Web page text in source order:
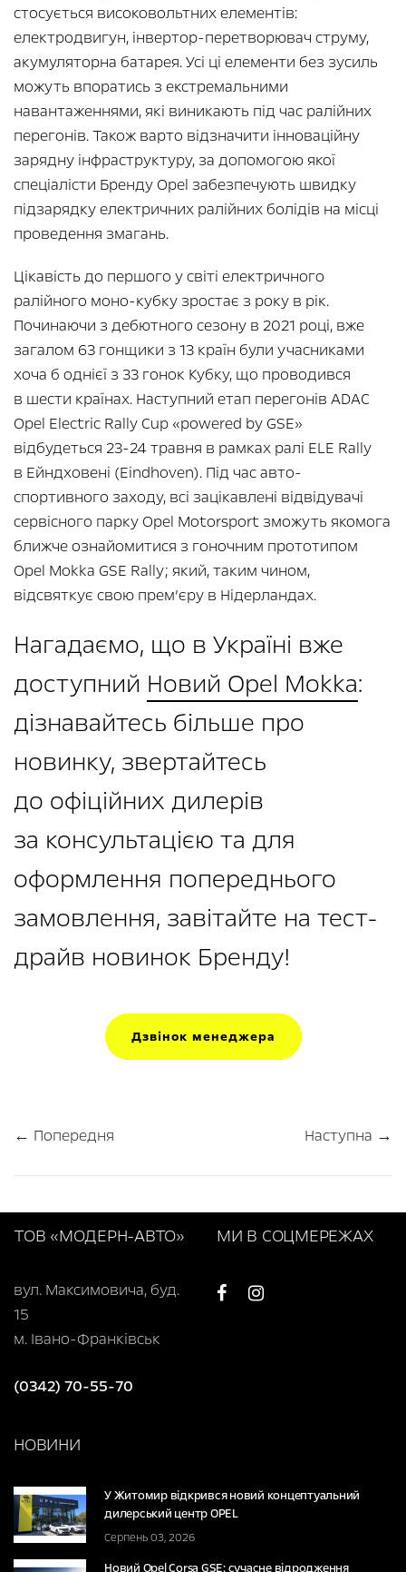
стосується високовольтних елементів:
електродвигун, інвертор-перетворювач струму,
акумуляторна батарея. Усі ці елементи без зусиль
можуть впоратись з екстремальними
навантаженнями, які виникають під час ралійних
перегонів. Також варто відзначити інноваційну
зарядну інфраструктуру, за допомогою якої
спеціалісти Бренду Opel забезпечують швидку
підзарядку електричних ралійних болідів на місці
проведення змагань.
Цікавість до першого у світі електричного
ралійного моно-кубку зростає з року в рік.
Починаючи з дебютного сезону в 2021 році, вже
загалом 63 гонщики з 13 країн були учасниками
хоча б однієї з 33 гонок Кубку, що проводився
в шести країнах. Наступний етап перегонів ADAC
Opel Electric Rally Cup «powered by GSE»
відбудеться 23-24 травня в рамках ралі ELE Rally
в Ейндховені (Eindhoven). Під час авто-
спортивного заходу, всі зацікавлені відвідувачі
сервісного парку Opel Motorsport зможуть якомога
ближче ознайомитися з гоночним прототипом
Opel Mokka GSE Rally; який, таким чином,
відсвяткує свою прем’єру в Нідерландах.
Нагадаємо, що в Україні вже
доступний Новий Opel Mokka:
дізнавайтесь більше про
новинку, звертайтесь
до офіційних дилерів
за консультацією та для
оформлення попереднього
замовлення, завітайте на тест-
драйв новинок Бренду!
Дзвінок менеджера
← Попередня Наступна →
ТОВ «МОДЕРН-АВТО»
вул. Максимовича, буд.
15
м. Івано-Франківськ
(0342) 70-55-70
МИ В СОЦМЕРЕЖАХ
НОВИНИ
У Житомир відкрився новий концептуальний
дилерський центр OPEL
Серпень 03, 2026
Новий Opel Corsa GSE: сучасне відродження